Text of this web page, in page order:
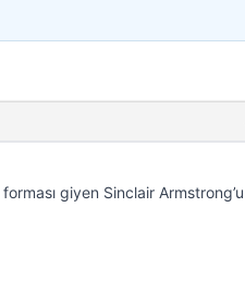
giyen Sinclair Armstrong’u